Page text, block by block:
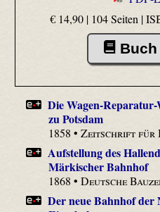
€ 14,90 | 104 Seiten |
Die Wagen-
zu Potsdam
1858 •Zeitschrift für
Aufstellung des
Märkischer Bahnhof
1868 •Deutsche
Der neue Bahnhof der